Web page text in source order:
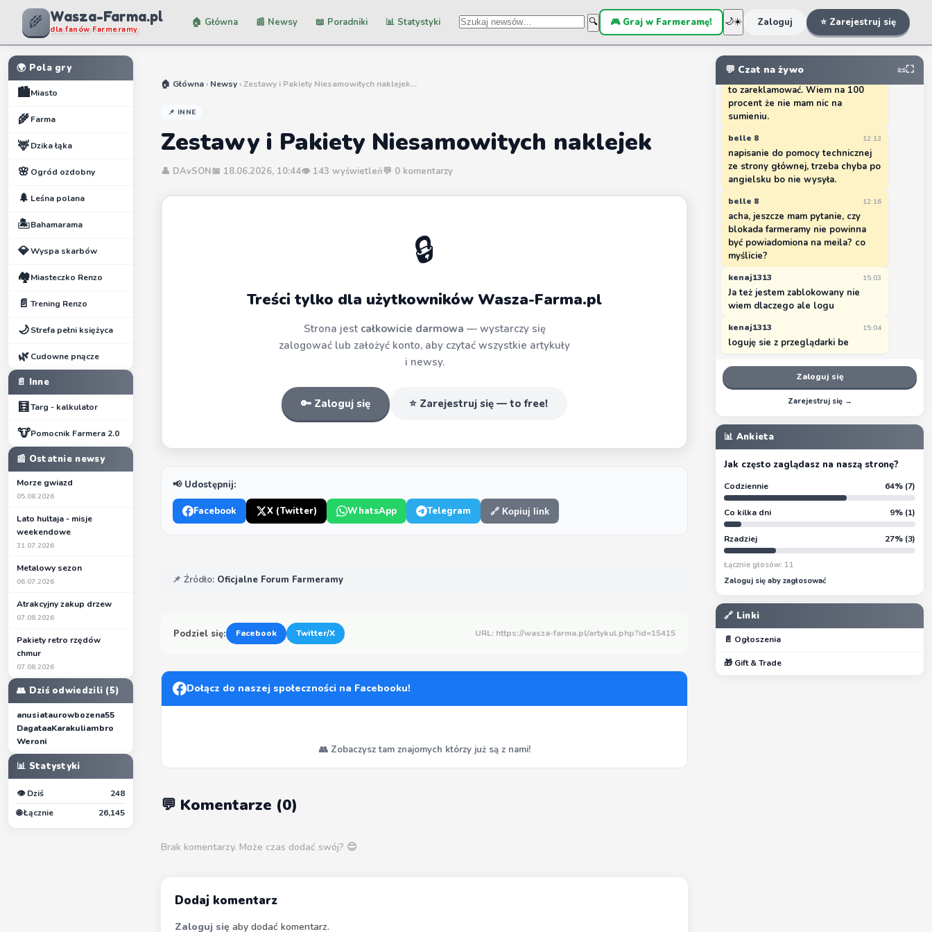
🌾 Wasza-Farma.pl
dla fanów Farmeramy
🏠 Główna 📰 Newsy 📖 Poradniki 📊 Statystyki 🔍 🎮 Graj w Farmeramę! 🌙☀️ Zaloguj ⭐ Zarejestruj się
🌍 Pola gry
🏙️Miasto
🌾Farma
🦌Dzika łąka
🌸 Ogród ozdobny
🌲 Leśna polana
🏝️Bahamarama
💎Wyspa skarbów
🏘️Miasteczko Renzo
📄 Trening Renzo
🌙Strefa pełni księżyca
🌿Cudowne pnącze
📄 Inne
🧮 Targ - kalkulator
🐮Pomocnik Farmera 2.0
📰 Ostatnie newsy
Morze gwiazd
05.08.2026
Lato hultaja - misje
weekendowe
31.07.2026
Metalowy sezon
06.07.2026
Atrakcyjny zakup drzew
07.08.2026
Pakiety retro rzędów
chmur
07.08.2026
👥 Dziś odwiedzili (5)
anusiataurowbozena55
DagataaKarakuliambro
Weroni
📊 Statystyki
👁 Dziś
248
🌐 Łącznie
26,145
🏠 Główna › Newsy › Zestawy i Pakiety Niesamowitych naklejek...
📌 INNE
Zestawy i Pakiety Niesamowitych naklejek
👤 DAvSON📅 18.06.2026, 10:44👁 143 wyświetleń💬 0 komentarzy
🔒
Treści tylko dla użytkowników Wasza-Farma.pl
Strona jest całkowicie darmowa — wystarczy się
zalogować lub założyć konto, aby czytać wszystkie artykuły
i newsy.
🔑 Zaloguj się ⭐ Zarejestruj się — to free!
📢 Udostępnij:
Facebook X (Twitter) WhatsApp Telegram 🔗 Kopiuj link
📌 Źródło: Oficjalne Forum Farmeramy
Podziel się: Facebook Twitter/X URL: https://wasza-farma.pl/artykul.php?id=15415
Dołącz do naszej społeczności na Facebooku!
👥 Zobaczysz tam znajomych którzy już są z nami!
💬 Komentarze (0)
Brak komentarzy. Może czas dodać swój? 😊
Dodaj komentarz
Zaloguj się aby dodać komentarz.
💬 Czat na żywo 📜⛶
grane
belle 8 12:10
farmeramą, zablokowane konto
przez admina. Może pomożecie jak
to zareklamować. Wiem na 100
procent że nie mam nic na
sumieniu.
belle 8 12:13
napisanie do pomocy technicznej
ze strony głównej, trzeba chyba po
angielsku bo nie wysyła.
belle 8 12:16
acha, jeszcze mam pytanie, czy
blokada farmeramy nie powinna
być powiadomiona na meila? co
myślicie?
kenaj1313 15:03
Ja też jestem zablokowany nie
wiem dlaczego ale logu
kenaj1313 15:04
loguję sie z przeglądarki be
Zaloguj się
Zarejestruj się →
📊 Ankieta
Jak często zaglądasz na naszą stronę?
Codziennie 64% (7)
Co kilka dni 9% (1)
Rzadziej 27% (3)
Łącznie głosów: 11
Zaloguj się aby zagłosować
🔗 Linki
📄 Ogłoszenia
🎁 Gift & Trade